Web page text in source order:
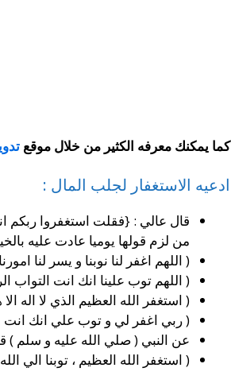
كما يمكنك معرفه الكثير من خلال موقع
ادعيه الاستغفار لجلب المال :
قال عالي : {فقلت استغفروا ربكم
من لزم قولها يوميا عادت عليه
( اللهم اغفر لنا نوبنا و يسر لنا
( اللهم توب علينا انك انت التواب
( استغفر الله العظيم الذي لا اله
( ربي اغفر لي و توب علي انك انت
عن النبي ( صلي الله عليه و سلم )
( استغفر الله العظيم ، توبنا الي